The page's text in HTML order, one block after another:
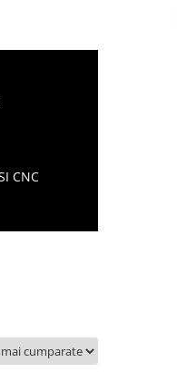
CNC